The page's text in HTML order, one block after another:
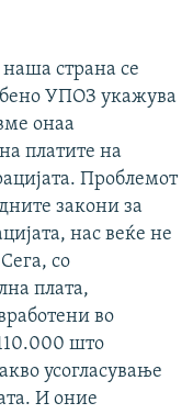
страна се
УПОЗ укажува
онаа
платите на
Проблемот
закони за
нас веќе не
со
плата,
во
што
усогласување
И оние